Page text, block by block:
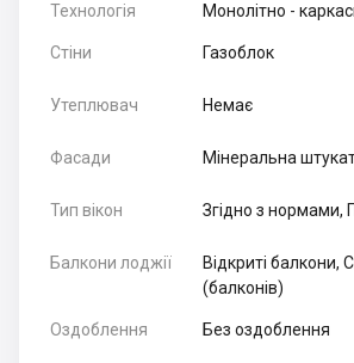
Технологія Монолітно -
Стіни Газоблок
Утеплювач Немає
Фасади Мінеральна
Тип вікон Згідно з нормами,
Балкони лоджії
Відкриті балкони,
(балконів)
Оздоблення Без оздоблення